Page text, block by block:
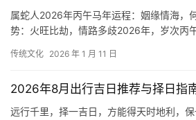
属蛇人2026年丙午马年运程：姻缘情海，
势：火旺比劫，情路多歧2026年，岁次丙
传统文化 2026 年 1 月 11 日
2026年8月出行吉日推荐与择日指
远行千里，择一吉日，方能得天时地利，